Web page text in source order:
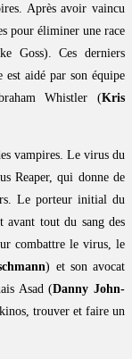
Après avoir vaincu
pour éliminer une race
Goss). Ces derniers
est aidé par son équipe
Whistler (Kris
vampires. Le virus du
Reaper, qui donne de
Le porteur initial du
avant tout du sang des
combattre le virus, le
) et son avocat
Asad (Danny John-
trouver et faire un